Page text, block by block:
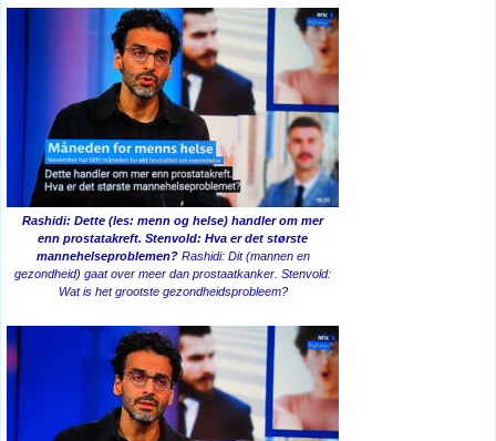
Rashidi: Dette (les: menn og helse) handler om mer
enn prostatakreft. Stenvold: Hva er det største
mannehelseproblemen?Rashidi: Dit (mannen en
gezondheid) gaat over meer dan prostaatkanker. Stenvold:
Wat is het grootste gezondheidsprobleem?